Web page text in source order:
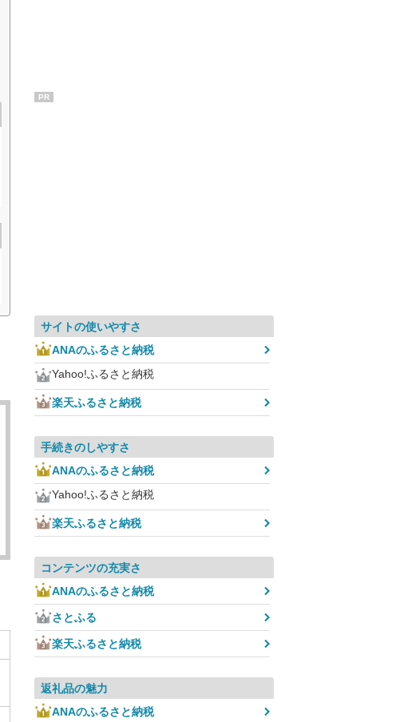
PR
サイトの使いやすさ
ANAのふるさと納税
Yahoo!ふるさと納税
楽天ふるさと納税
手続きのしやすさ
ANAのふるさと納税
Yahoo!ふるさと納税
楽天ふるさと納税
コンテンツの充実さ
ANAのふるさと納税
さとふる
楽天ふるさと納税
返礼品の魅力
ANAのふるさと納税